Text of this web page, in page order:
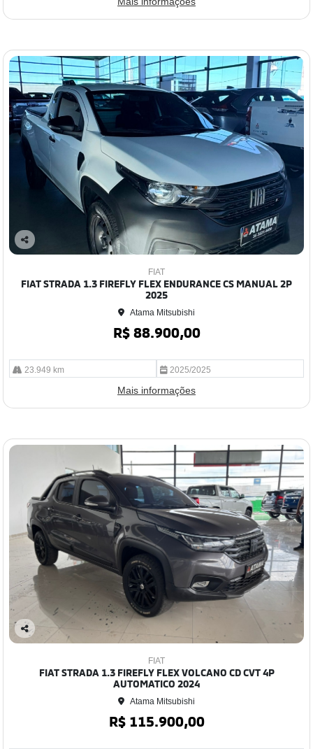
Co
lhe
FIAT
FIAT STRADA 1.3 FIREFLY FLEX ENDURANCE CS MANUAL 2P
2025
Atama Mitsubishi
R$ 88.900,00
23.949 km 2025/2025
Mais informações
Co
FIAT
FIAT STRADA 1.3 FIREFLY FLEX VOLCANO CD CVT 4P
AUTOMATICO 2024
Atama Mitsubishi
R$ 115.900,00